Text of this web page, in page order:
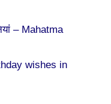
– Mahatma
wishes in